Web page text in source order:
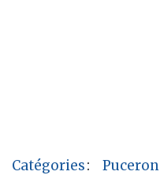
Catégories: Puceron